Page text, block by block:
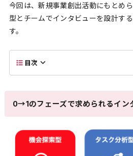
今回は、新規事業創出活動にもとめ
型とチームでインタビューを設計す
す。
目次
0→1のフェーズで求められるイン